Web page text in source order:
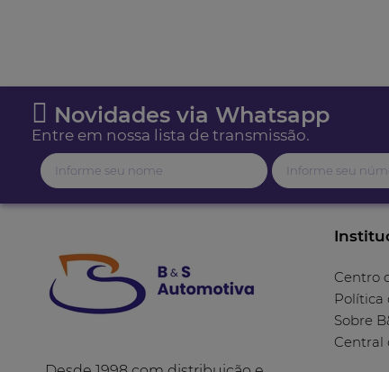
Novidades via Whatsapp
Entre em nossa lista de transmissão.
Centro
Política
Sobre
Central